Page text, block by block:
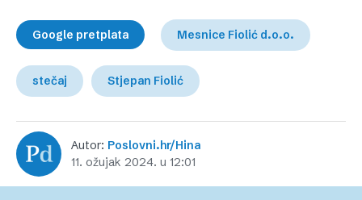
Google pretplata Mesnice Fiolić d.o.o.
stečaj Stjepan Fiolić
Autor: Poslovni.hr/Hina
11. ožujak 2024. u 12:01